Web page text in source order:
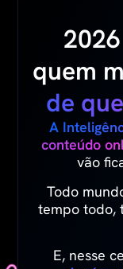
quem
de
A
conteúdo
vão
Todo
tempo todo,
E, nesse